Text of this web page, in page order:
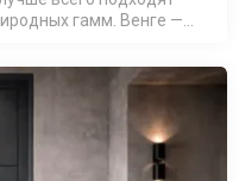
гамм. Венге —